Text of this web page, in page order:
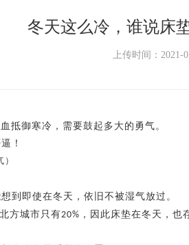
冬天这么冷，谁说床
上传时间：2021-
抵御寒冷，需要鼓起多大的勇气。
！
到即使在冬天，依旧不被湿气放过。
北方城市只有20% ，因此床垫在冬天，也